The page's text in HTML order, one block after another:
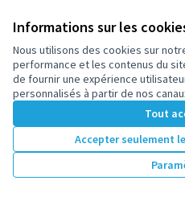
Informations sur les
Nous utilisons des cookies sur
performance et les contenus du
de fournir une expérience
personnalisés à partir de nos
Tout
Accepter seulement
Résultats
Voir toutes les propositions
Conditions d'utilisation
Paramètres des cookies
participez.nanterre.fr sur X
participez.nanterre.fr sur
participez.nanterre.fr sur